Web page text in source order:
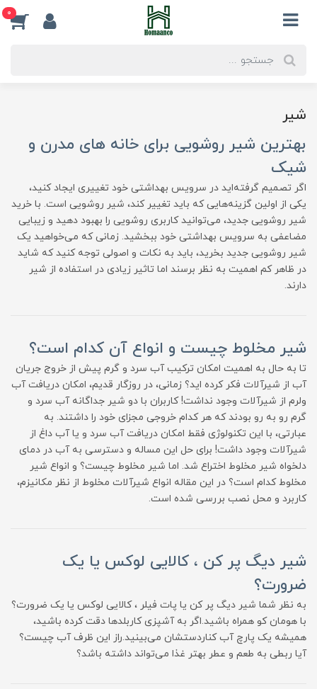
0
شیر
بهترین شیر روشویی برای خانه های مدرن و
شیک
اگر تصمیم گرفته‌اید در سرویس بهداشتی خود تغییری ایجاد کنید،
یکی از اولین گزینه‌هایی که باید تغییر کند، شیر روشویی است. با خرید
شیر روشویی جدید، می‌توانید کاربری روشویی را بهبود دهید و زیبایی
مضاعفی به سرویس بهداشتی خود ببخشید. زمانی که می‌خواهید یک
شیر روشویی جدید بخرید، باید به نکات و اصولی توجه کنید که شاید
در ظاهر کم اهمیت به نظر برسند اما تاثیر زیادی در استفاده از شیر
دارند.
شیر مخلوط چیست و انواع آن کدام است؟
تا به حال به اهمیت امکان ترکیب آب سرد و گرم پیش از خروج جریان
آب از شیرآلات فکر کرده اید؟ زمانی، در روزگار قدیم، امکان دریافت آب
ولرم از شیرآلات وجود نداشت! کاربران با دو شیر جداگانه آب سرد و
گرم رو به رو بودند که هر کدام خروجی مجزای خود را داشتند. به
عبارتی، با این تکنولوژی فقط امکان دریافت آب سرد و یا آب داغ از
شیرآلات وجود داشت! برای حل این مساله و دسترسی به آب در دمای
دلخواه شیر مخلوط اختراع شد. اما شیر مخلوط چیست؟ و انواع شیر
مخلوط کدام است؟ در این مقاله انواع شیرآلات مخلوط از نظر مکانیزم،
کاربرد و محل نصب بررسی شده است.
شیر دیگ پر کن ، کالایی لوکس یا یک
ضرورت؟
به نظر شما شیر دیگ پر کن یا پات فیلر ، کالایی لوکس یا یک ضرورت؟
با هومان کو همراه باشید.اگر به آشپزی کاربلدها دقت کرده باشید،
همیشه یک پارچ آب کناردستشان می‌بینید.راز این ظرف آب چیست؟
آیا ربطی به طعم و عطر بهتر غذا می‌تواند داشته باشد؟